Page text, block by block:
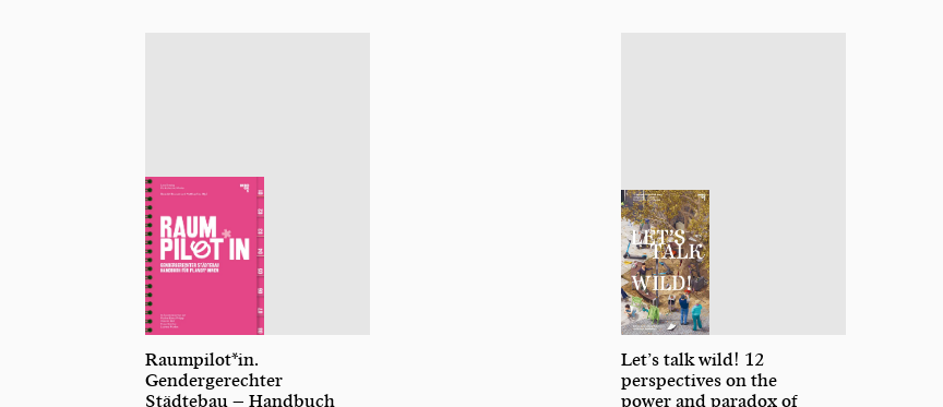
Raumpilot*in.
Gendergerechter
Städtebau – Handbuch
Let’s talk wild! 12
perspectives on the
power and paradox of